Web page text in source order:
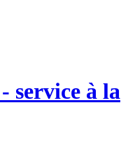
service à la